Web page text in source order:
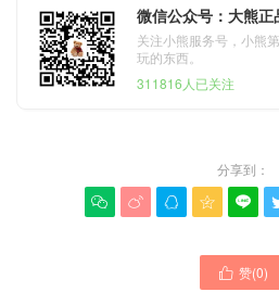
微信公众号：大熊正
关注小熊服务号，小熊
玩的东西。
311816人已关注
分享到：
    
 赞(0)